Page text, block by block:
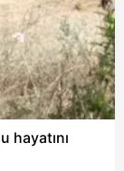
ve sitemizde
ilgili bilgi
hayatını